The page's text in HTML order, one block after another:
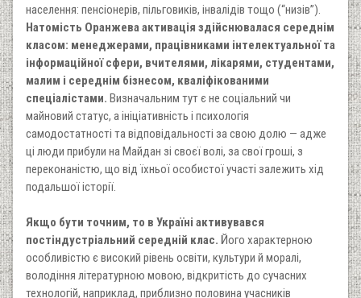
населення: пенсіонерів, пільговиків, інвалідів тощо (“низів”).
Натомість Оранжева активація здійснювалася середнім
класом: менеджерами, працівниками інтелектуальної та
інформаційної сфери, вчителями, лікарями, студентами,
малим і середнім бізнесом, кваліфікованими
спеціалістами. Визначальним тут є не соціальний чи
майновий статус, а ініціативність і психологія
самодостатності та відповідальності за свою долю — адже
ці люди прибули на Майдан зі своєї волі, за свої гроші, з
переконаністю, що від їхньої особистої участі залежить хід
подальшої історії.
Якщо бути точним, то в Україні активувався
постіндустріальний середній клас. Його характерною
особливістю є високий рівень освіти, культури й моралі,
володіння літературною мовою, відкритість до сучасних
технологій, наприклад, приблизно половина учасників